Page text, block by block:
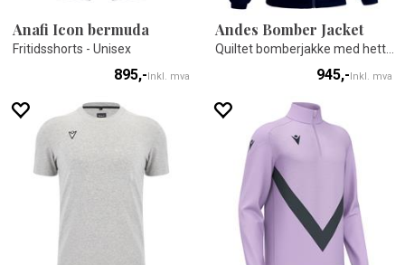
Anafi Icon bermuda
Fritidsshorts - Unisex
895,-Inkl. mva
Andes Bomber Jacket
945,-Inkl. mva